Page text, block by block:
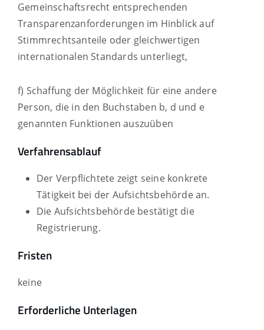
Gemeinschaftsrecht entsprechenden
Transparenzanforderungen im Hinblick auf
Stimmrechtsanteile oder gleichwertigen
internationalen Standards unterliegt,
f) Schaffung der Möglichkeit für eine andere
Person, die in den Buchstaben b, d und e
genannten Funktionen auszuüben
Verfahrensablauf
Der Verpflichtete zeigt seine konkrete
Tätigkeit bei der Aufsichtsbehörde an.
Die Aufsichtsbehörde bestätigt die
Registrierung.
Fristen
keine
Erforderliche Unterlagen